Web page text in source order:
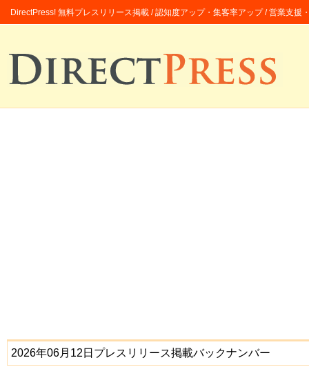
DirectPress! 無料プレスリリース掲載 / 認知度アップ・集客率アップ / 営業支援
2026年06月12日プレスリリース掲載バックナンバー